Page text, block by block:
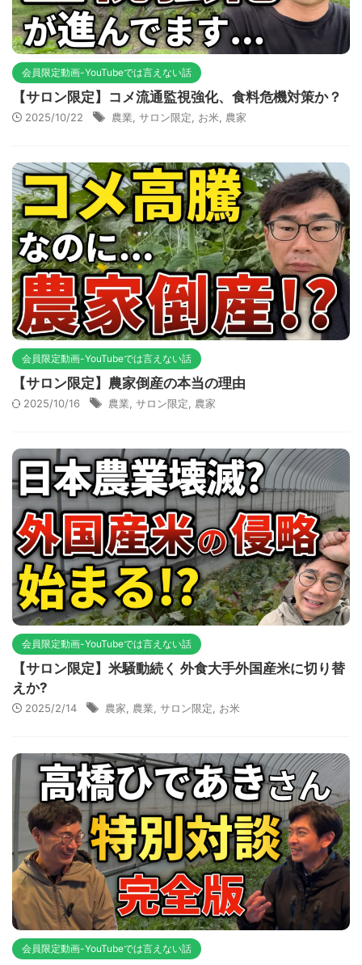
会員限定動画-YouTubeでは言えない話
【サロン限定】コメ流通監視強化、食料危機対策か？
2025/10/22 農業, サロン限定, お米, 農家
会員限定動画-YouTubeでは言えない話
【サロン限定】農家倒産の本当の理由
2025/10/16 農業 サロン限定 農家
会員限定動画-YouTubeでは言えない話
【サロン限定】米騒動続く 外食大手外国産米に切り替
えか?
2025/2/14 農家 農業 サロン限定 お米
会員限定動画-YouTubeでは言えない話